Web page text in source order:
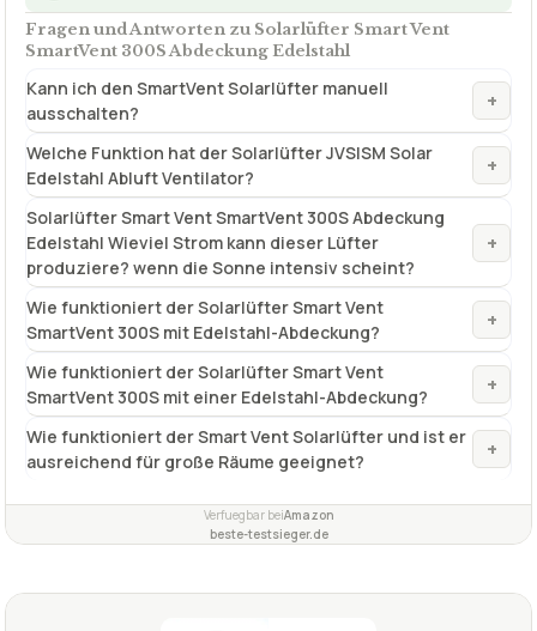
Fragen und Antworten zu Solarlüfter Smart Vent
SmartVent 300S Abdeckung Edelstahl
Kann ich den SmartVent Solarlüfter manuell
ausschalten?
+
Welche Funktion hat der Solarlüfter JVSISM Solar
Edelstahl Abluft Ventilator?
+
Solarlüfter Smart Vent SmartVent 300S Abdeckung
Edelstahl Wieviel Strom kann dieser Lüfter
produziere? wenn die Sonne intensiv scheint?
+
Wie funktioniert der Solarlüfter Smart Vent
SmartVent 300S mit Edelstahl-Abdeckung?
+
Wie funktioniert der Solarlüfter Smart Vent
SmartVent 300S mit einer Edelstahl-Abdeckung?
+
Wie funktioniert der Smart Vent Solarlüfter und ist er
ausreichend für große Räume geeignet?
+
Verfuegbar beiAmazon
beste-testsieger.de